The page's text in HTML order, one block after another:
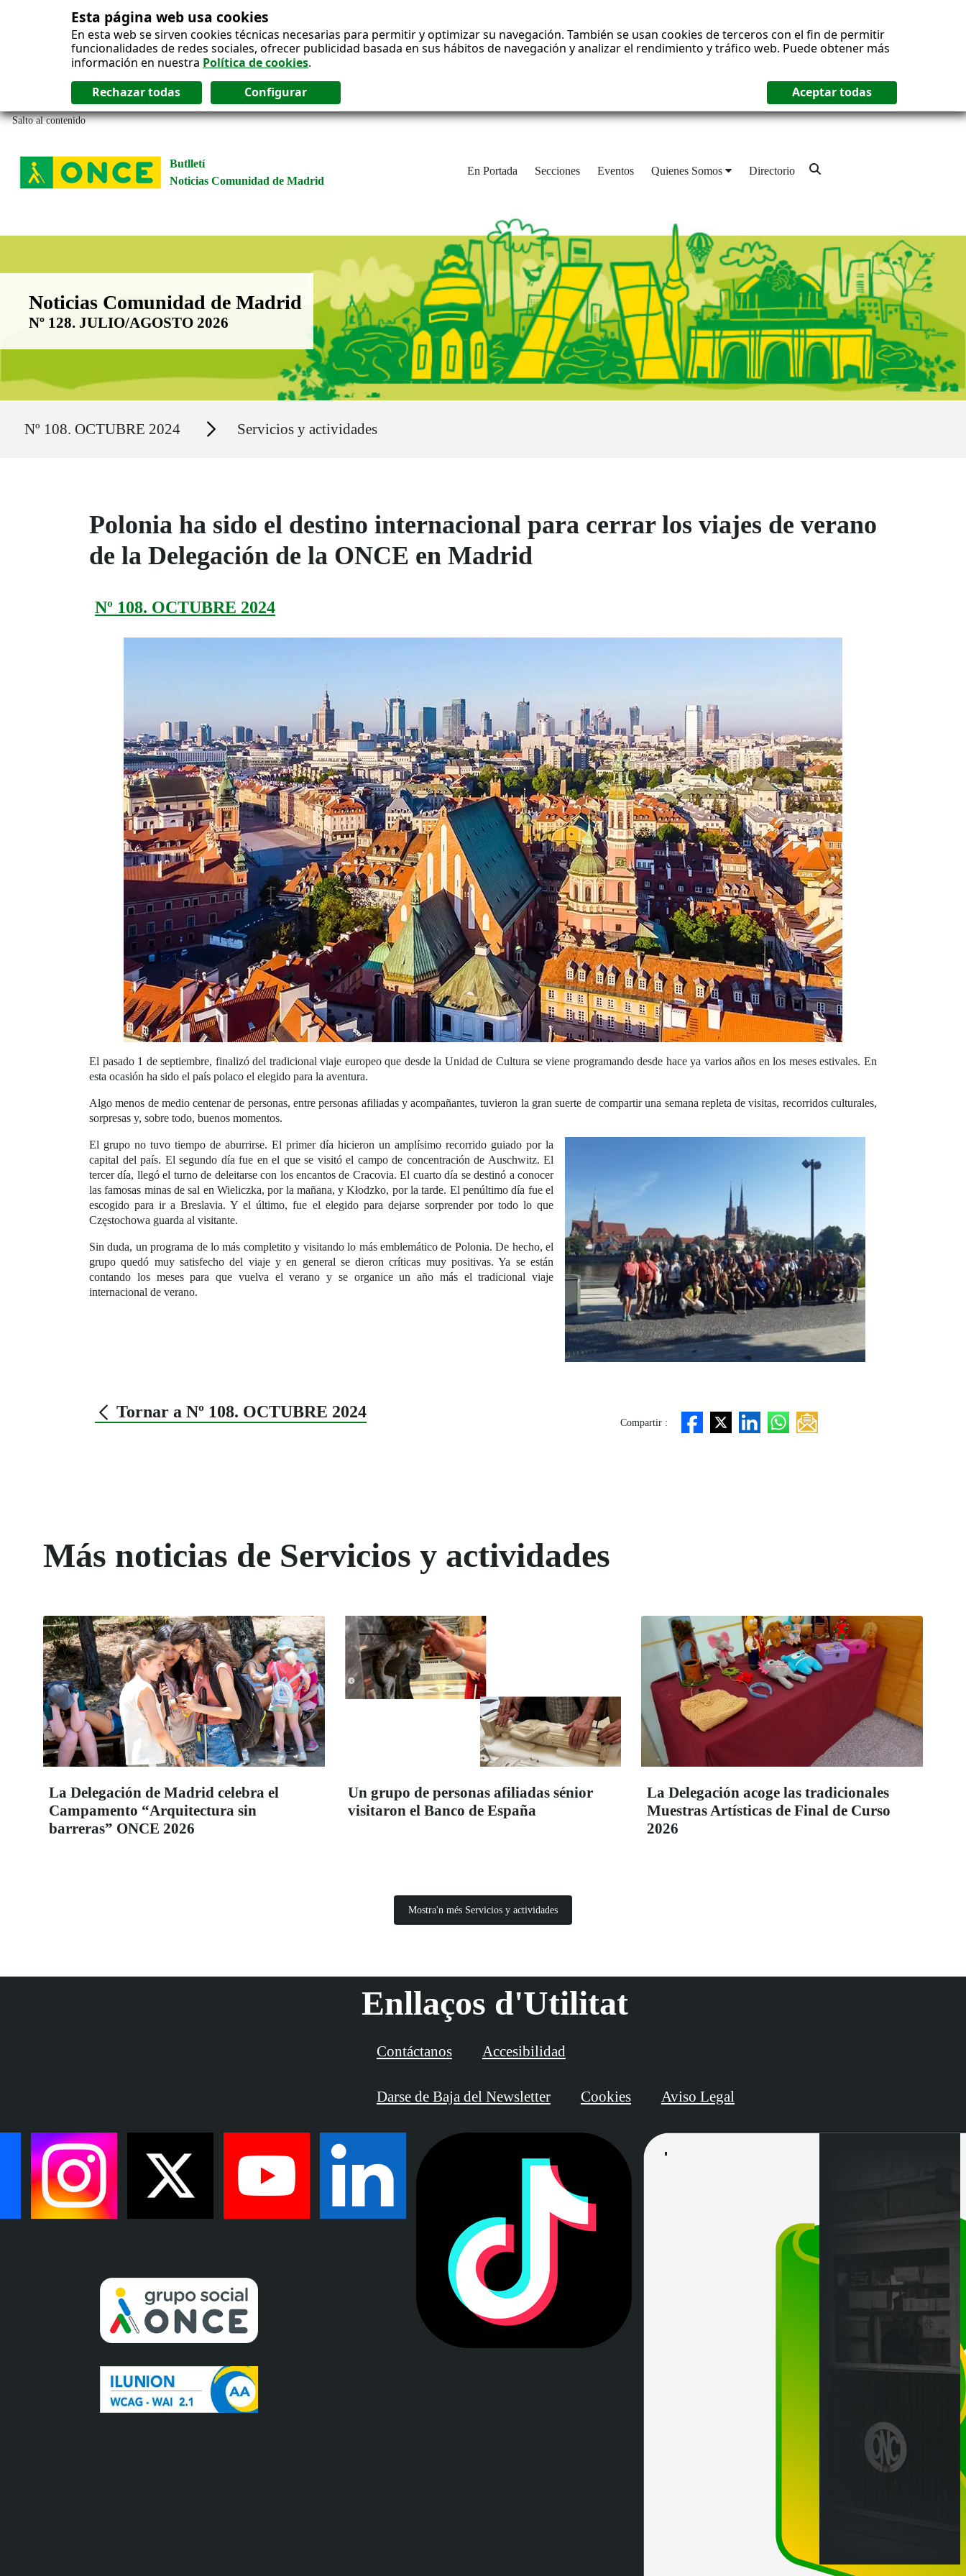
Esta página web usa cookies
En esta web se sirven cookies técnicas necesarias para permitir y optimizar su navegación. También se usan cookies de terceros con el fin de permitir
funcionalidades de redes sociales, ofrecer publicidad basada en sus hábitos de navegación y analizar el rendimiento y tráfico web. Puede obtener más
información en nuestra Política de cookies.
Salto al contenido
Butlletí
Noticias Comunidad de Madrid
En Portada Secciones Eventos Quienes Somos Directorio
Boletín Noticias Comunidad de Madrid
Noticias Comunidad de Madrid
Nº 128. JULIO/AGOSTO 2026
Nº 108. OCTUBRE 2024 Secciones Servicios y actividades
Polonia ha sido el destino internacional para cerrar los viajes de verano
de la Delegación de la ONCE en Madrid
Nº 108. OCTUBRE 2024
El pasado 1 de septiembre, finalizó del tradicional viaje europeo que desde la Unidad de Cultura se viene programando desde hace ya varios años en los meses estivales. En
esta ocasión ha sido el país polaco el elegido para la aventura.
Algo menos de medio centenar de personas, entre personas afiliadas y acompañantes, tuvieron la gran suerte de compartir una semana repleta de visitas, recorridos culturales,
sorpresas y, sobre todo, buenos momentos.
El grupo no tuvo tiempo de aburrirse. El primer día hicieron un amplísimo recorrido guiado por la
capital del país. El segundo día fue en el que se visitó el campo de concentración de Auschwitz. El
tercer día, llegó el turno de deleitarse con los encantos de Cracovia. El cuarto día se destinó a conocer
las famosas minas de sal en Wieliczka, por la mañana, y Kłodzko, por la tarde. El penúltimo día fue el
escogido para ir a Breslavia. Y el último, fue el elegido para dejarse sorprender por todo lo que
Częstochowa guarda al visitante.
Sin duda, un programa de lo más completito y visitando lo más emblemático de Polonia. De hecho, el
grupo quedó muy satisfecho del viaje y en general se dieron críticas muy positivas. Ya se están
contando los meses para que vuelva el verano y se organice un año más el tradicional viaje
internacional de verano.
Tornar a Nº 108. OCTUBRE 2024
Compartir :
Más noticias de Servicios y actividades
La Delegación de Madrid celebra el
Campamento “Arquitectura sin
barreras” ONCE 2026
Un grupo de personas afiliadas sénior
visitaron el Banco de España
La Delegación acoge las tradicionales
Muestras Artísticas de Final de Curso
2026
Mostra'n més Servicios y actividades
Enllaços d'Utilitat
Contáctanos Accesibilidad
Darse de Baja del Newsletter Cookies Aviso Legal